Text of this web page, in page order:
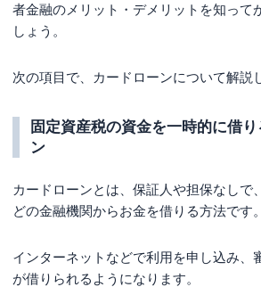
者金融のメリット・デメリットを知って
しょう。
次の項目で、カードローンについて解説
固定資産税の資金を一時的に借
ン
カードローンとは、保証人や担保なしで
どの金融機関からお金を借りる方法です。
インターネットなどで利用を申し込み、
が借りられるようになります。